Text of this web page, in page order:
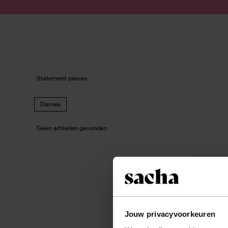
Jouw privacyvoorkeuren
Statement pieces
Dames
Geen artikelen gevonden